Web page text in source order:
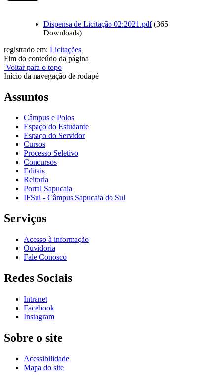
Dispensa de Licitação 02:2021.pdf (365
Downloads)
registrado em: Licitações
Fim do conteúdo da página
Voltar para o topo
Início da navegação de rodapé
Assuntos
Câmpus e Polos
Espaço do Estudante
Espaço do Servidor
Cursos
Processo Seletivo
Concursos
Editais
Reitoria
Portal Sapucaia
IFSul - Câmpus Sapucaia do Sul
Serviços
Acesso à informação
Ouvidoria
Fale Conosco
Redes Sociais
Intranet
Facebook
Instagram
Sobre o site
Acessibilidade
Mapa do site